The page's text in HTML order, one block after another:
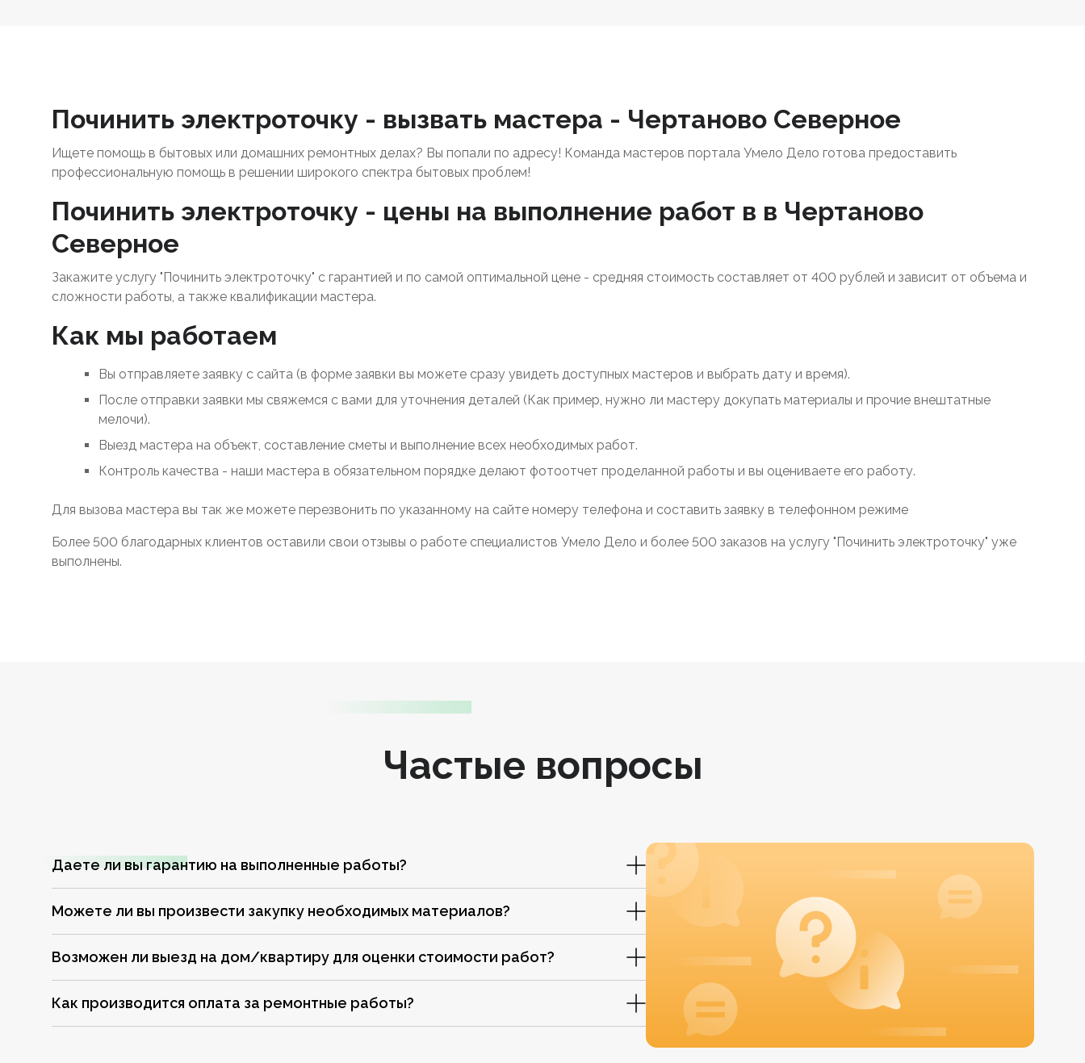
Починить электроточку - вызвать мастера - Чертаново Северное
Ищете помощь в бытовых или домашних ремонтных делах? Вы попали по адресу! Команда мастеров портала Умело Дело готова предоставить
профессиональную помощь в решении широкого спектра бытовых проблем!
Починить электроточку - цены на выполнение работ в в Чертаново
Северное
Закажите услугу "Починить электроточку" с гарантией и по самой оптимальной цене - средняя стоимость составляет от 400 рублей и зависит от объема и
сложности работы, а также квалификации мастера.
Как мы работаем
Вы отправляете заявку с сайта (в форме заявки вы можете сразу увидеть доступных мастеров и выбрать дату и время).
После отправки заявки мы свяжемся с вами для уточнения деталей (Как пример, нужно ли мастеру докупать материалы и прочие внештатные
мелочи).
Выезд мастера на объект, составление сметы и выполнение всех необходимых работ.
Контроль качества - наши мастера в обязательном порядке делают фотоотчет проделанной работы и вы оцениваете его работу.
Для вызова мастера вы так же можете перезвонить по указанному на сайте номеру телефона и составить заявку в телефонном режиме
Более 500 благодарных клиентов оставили свои отзывы о работе специалистов Умело Дело и более 500 заказов на услугу "Починить электроточку" уже
выполнены.
Частые вопросы
Даете ли вы гарантию на выполненные работы?
Можете ли вы произвести закупку необходимых материалов?
Возможен ли выезд на дом/квартиру для оценки стоимости работ?
Как производится оплата за ремонтные работы?